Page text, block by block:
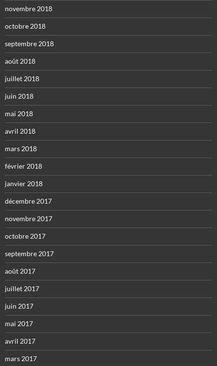
novembre 2018
octobre 2018
septembre 2018
août 2018
juillet 2018
juin 2018
mai 2018
avril 2018
mars 2018
février 2018
janvier 2018
décembre 2017
novembre 2017
octobre 2017
septembre 2017
août 2017
juillet 2017
juin 2017
mai 2017
avril 2017
mars 2017